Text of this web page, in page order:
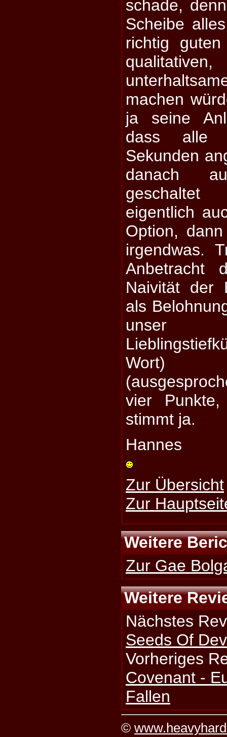
schade,
Scheibe
richtig
machen
ja seine
dass alle
Sekunden
danach
eigentlich
Option,
irgendwas.
Anbetracht
Naivität der
als
Wort)
vier
stimmt ja.
Hannes
Zur Übersicht
Zur
Weitere
Zur Gae
Weitere
Nächstes
Seeds Of
Vorheriges
Covenant -
Fallen
©